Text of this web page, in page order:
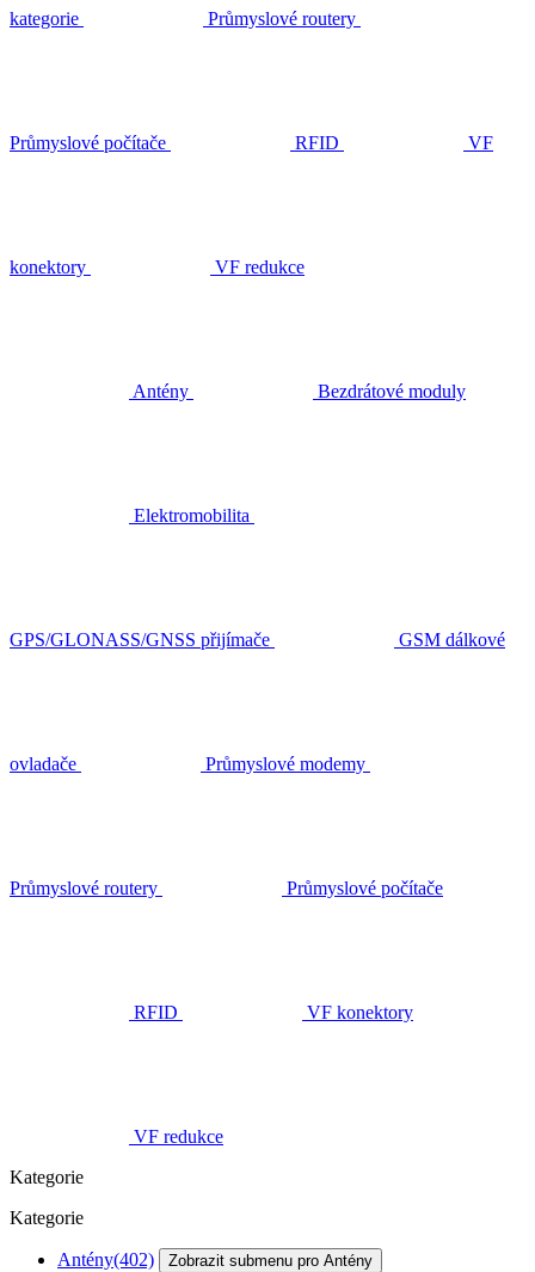
kategorie Průmyslové routery
Průmyslové počítače RFID VF
konektory VF redukce
Antény Bezdrátové moduly
Elektromobilita
GPS/GLONASS/GNSS přijímače GSM dálkové
ovladače Průmyslové modemy
Průmyslové routery Průmyslové počítače
RFID VF konektory
VF redukce
Kategorie
Kategorie
Antény(402) Zobrazit submenu pro Antény